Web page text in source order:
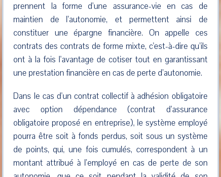
prennent la forme d’une assurance-vie en cas de
maintien de l’autonomie, et permettent ainsi de
constituer une épargne financière. On appelle ces
contrats des contrats de forme mixte, c'est-à-dire qu’ils
ont à la fois l’avantage de cotiser tout en garantissant
une prestation financière en cas de perte d’autonomie.
Dans le cas d’un contrat collectif à adhésion obligatoire
avec option dépendance (contrat d’assurance
obligatoire proposé en entreprise), le système employé
pourra être soit à fonds perdus, soit sous un système
de points, qui, une fois cumulés, correspondent à un
montant attribué à l’employé en cas de perte de son